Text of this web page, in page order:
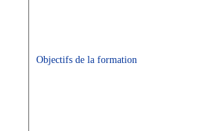
Objectifs de la formation